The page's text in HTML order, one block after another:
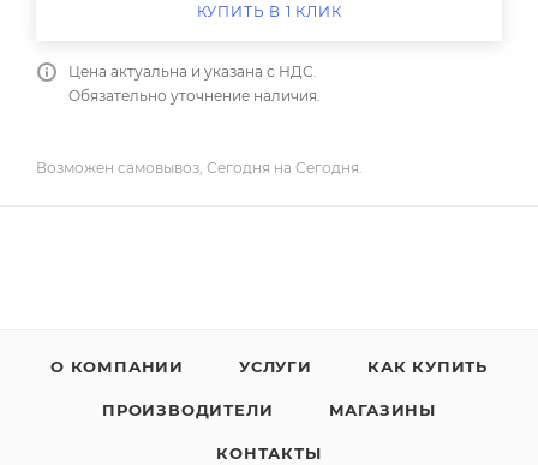
КУПИТЬ В 1 КЛИК
Цена актуальна и указана с НДС.
Обязательно уточнение наличия.
Возможен самовывоз, Сегодня на Сегодня.
О КОМПАНИИ УСЛУГИ КАК КУПИТЬ
ПРОИЗВОДИТЕЛИ МАГАЗИНЫ
КОНТАКТЫ